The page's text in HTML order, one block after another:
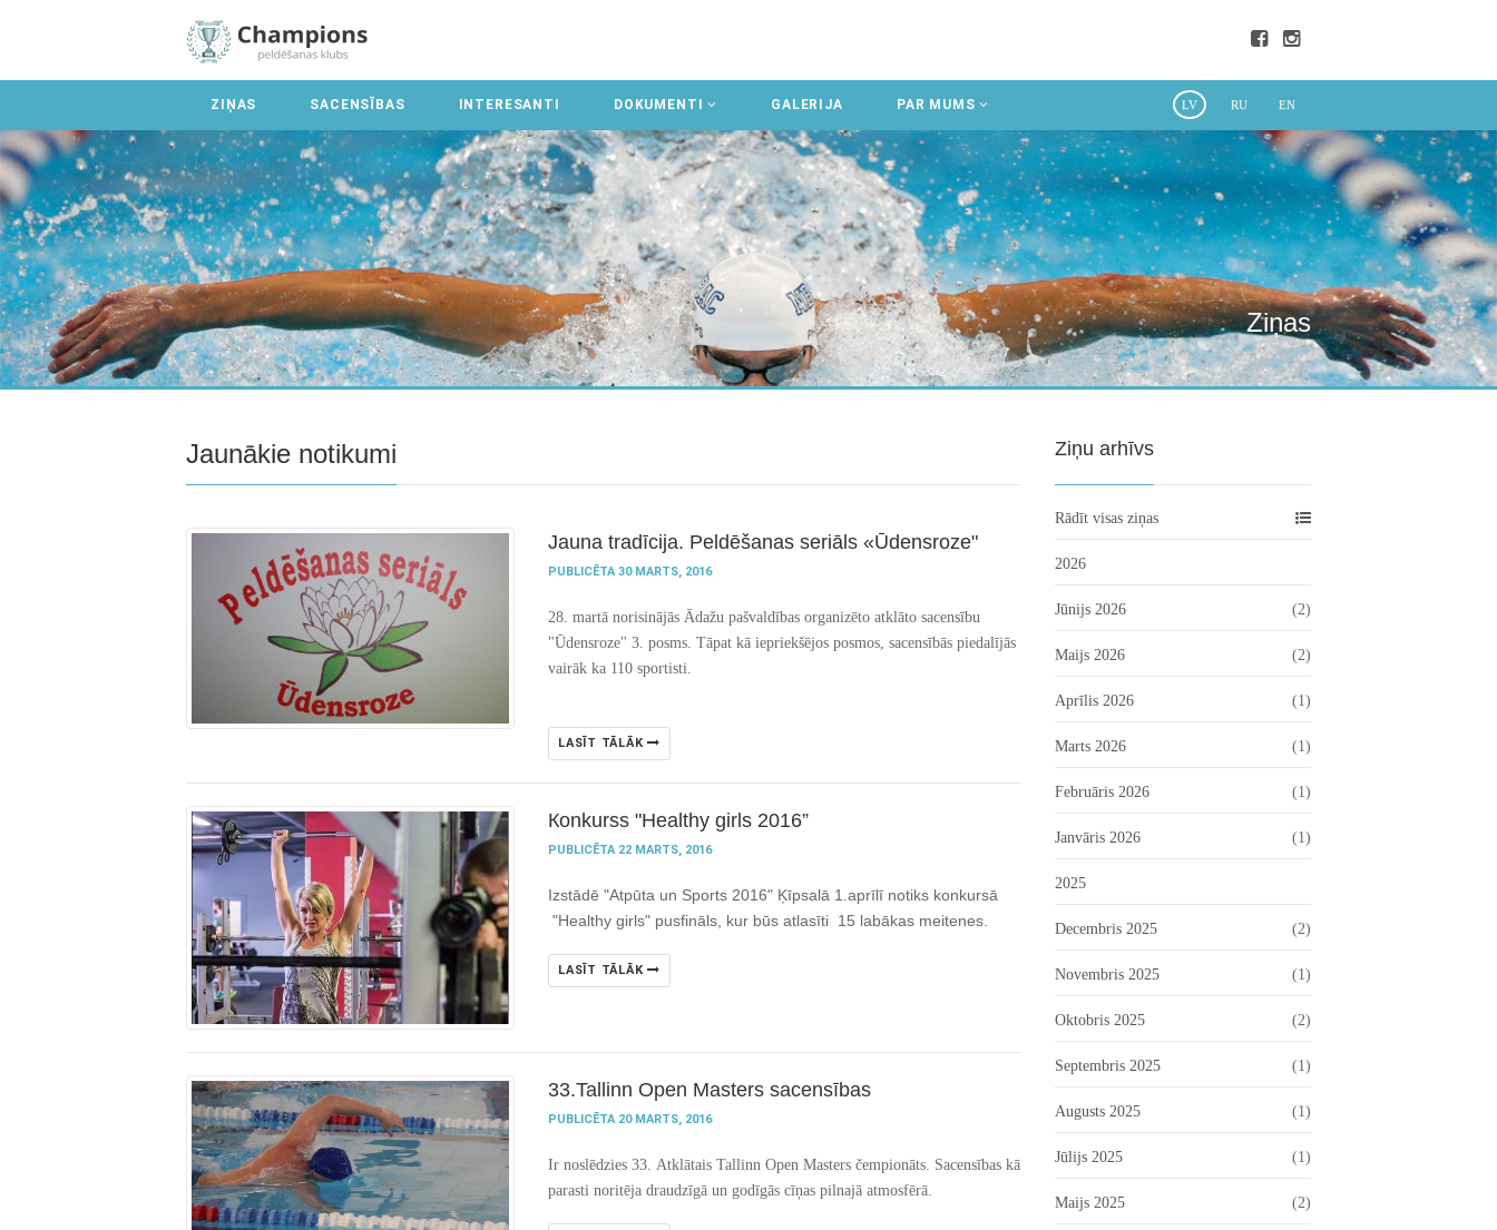
LV RU EN
ZIŅAS SACENSĪBAS INTERESANTI DOKUMENTI GALERIJA PAR MUMS
Ziņas
Jaunākie notikumi
Jauna tradīcija. Peldēšanas seriāls «Ūdensroze"
PUBLICĒTA 30 MARTS, 2016
28. martā norisinājās Ādažu pašvaldības organizēto atklāto sacensību
"Ūdensroze" 3. posms. Tāpat kā iepriekšējos posmos, sacensībās piedalījās
vairāk ka 110 sportisti.
LASĪT TĀLĀK
Кonkurss "Healthy girls 2016”
PUBLICĒTA 22 MARTS, 2016
Izstādē "Atpūta un Sports 2016" Ķīpsalā 1.aprīlī notiks konkursā
"Healthy girls" pusfināls, kur būs atlasīti 15 labākas meitenes.
LASĪT TĀLĀK
33.Tallinn Open Masters sacensības
PUBLICĒTA 20 MARTS, 2016
Ir noslēdzies 33. Atklātais Tallinn Open Masters čempionāts. Sacensības kā
parasti noritēja draudzīgā un godīgās cīņas pilnajā atmosfērā.
Ziņu arhīvs
Rādīt visas ziņas
2026
Jūnijs 2026 (2)
Maijs 2026 (2)
Aprīlis 2026 (1)
Marts 2026 (1)
Februāris 2026 (1)
Janvāris 2026 (1)
2025
Decembris 2025 (2)
Novembris 2025 (1)
Oktobris 2025 (2)
Septembris 2025 (1)
Augusts 2025 (1)
Jūlijs 2025 (1)
Maijs 2025 (2)